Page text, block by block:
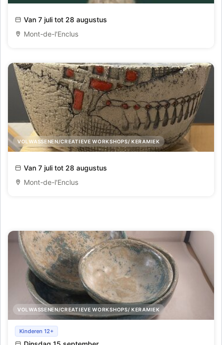
Figuratief werken met klei
Van 7 juli tot 28 augustus
Mont-de-l'Enclus
VOLWASSENEN/CREATIEVE WORKSHOPS/ KERAMIEK
Basiscursus klei - handopbouw
Van 7 juli tot 28 augustus
Mont-de-l'Enclus
VOLWASSENEN/CREATIEVE WORKSHOPS/ KERAMIEK
Workshop keramiek: 3 schalen in 1
Kinderen 12+